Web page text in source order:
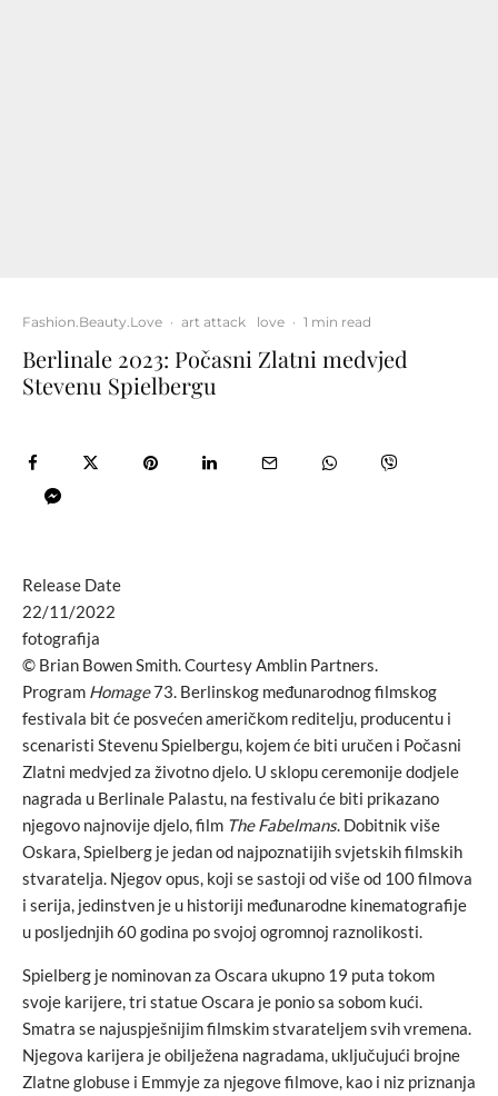
Fashion.Beauty.Love · art attack love · 1 min read
Berlinale 2023: Počasni Zlatni medvjed
Stevenu Spielbergu
Release Date
22/11/2022
fotografija
© Brian Bowen Smith. Courtesy Amblin Partners.
Program Homage73. Berlinskog međunarodnog filmskog
festivala bit će posvećen američkom reditelju, producentu i
scenaristi Stevenu Spielbergu, kojem će biti uručen i Počasni
Zlatni medvjed za životno djelo. U sklopu ceremonije dodjele
nagrada u Berlinale Palastu, na festivalu će biti prikazano
njegovo najnovije djelo, film The Fabelmans. Dobitnik više
Oskara, Spielberg je jedan od najpoznatijih svjetskih filmskih
stvaratelja. Njegov opus, koji se sastoji od više od 100 filmova
i serija, jedinstven je u historiji međunarodne kinematografije
u posljednjih 60 godina po svojoj ogromnoj raznolikosti.
Spielberg je nominovan za Oscara ukupno 19 puta tokom
svoje karijere, tri statue Oscara je ponio sa sobom kući.
Smatra se najuspješnijim filmskim stvarateljem svih vremena.
Njegova karijera je obilježena nagradama, uključujući brojne
Zlatne globuse i Emmyje za njegove filmove, kao i niz priznanja